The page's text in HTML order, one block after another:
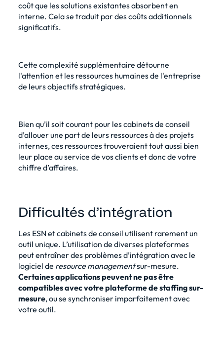
coût que les solutions existantes absorbent en
interne. Cela se traduit par des coûts additionnels
significatifs.
Cette complexité supplémentaire détourne
l'attention et les ressources humaines de l'entreprise
de leurs objectifs stratégiques.
Bien qu’il soit courant pour les cabinets de conseil
d’allouer une part de leurs ressources à des projets
internes, ces ressources trouveraient tout aussi bien
leur place au service de vos clients et donc de votre
chiffre d’affaires.
Difficultés d’intégration
Les ESN et cabinets de conseil utilisent rarement un
outil unique. L’utilisation de diverses plateformes
peut entraîner des problèmes d’intégration avec le
logiciel de resource managementsur-mesure.
Certaines applications peuvent ne pas être
compatibles avec votre plateforme de staffing sur-
mesure, ou se synchroniser imparfaitement avec
votre outil.